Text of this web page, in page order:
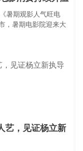
暑期观影人气旺电
，暑期电影院迎来大
艺，见证杨立新